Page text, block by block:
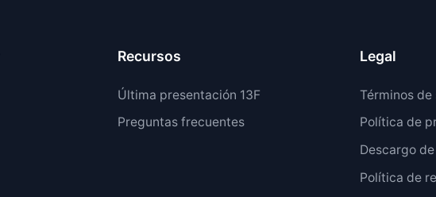
Recursos
Última presentación 13F
Preguntas frecuentes
Legal
Términos
Política de
Descargo
Política de